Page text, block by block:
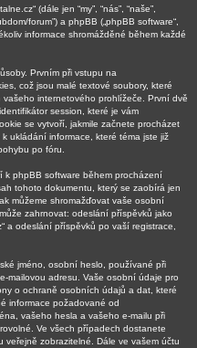
(dále jen “my”, “nás”, “naše”,
forum”) a phpBB („phpBB software“,
informace shromážděné během každé
Prvním při vstupu na
což jsou malé textové soubory, které
internetového prohlížeče. První dvě
session, které je vám
se vytvoří, jakmile začnete procházet
ukládání informace, které téma jste již
po fóru.
k phpBB software během procházení
tohoto dokumentu, který se zaobírá jen
můžeme shromažďovat vaše osobní
zahrnovat: odeslání příspěvků jako
a odeslání příspěvků po vaší registrace,
jméno, osobní heslo, používané při
mailovou adresu. Vaše osobní údaje pro
o ochraně osobních údajů a dat, které
informace požadované od
vašeho hesla a vašeho e-mailu při
Ve všech případech dostanete
zobrazitelné. Dále ve vašem účtu